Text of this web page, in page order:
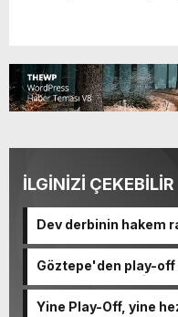
İLGİNİZİ ÇEKEBİLİR
Dev derbinin hakem
Göztepe'den play-
Ormanspor'u
Yine Play-Off, yine